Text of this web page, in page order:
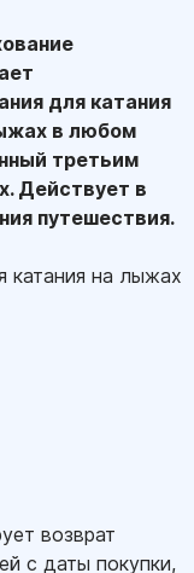
для катания
в любом
третьим
Действует в
путешествия.
катания на лыжах
возврат
с даты покупки,